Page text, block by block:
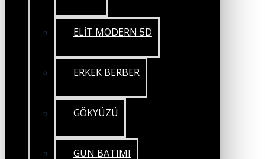
ELİT MODERN 5D
ERKEK BERBER
GÖKYÜZÜ
GÜN BATIMI